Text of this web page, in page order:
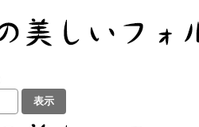
表示